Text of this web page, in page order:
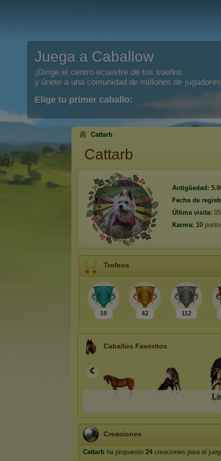
Juega a Caballow
¡Dirige el centro ecuestre de tus sueños
y únete a una comunidad de millones de
Elige tu primer caballo:
Cattarb
Cattarb
Antigüedad:
Fecha de
Última visita:
Karma: 10
Trofeos
10 42 112
Caballos Favoritos
Lo
Creaciones
Cattarb ha propuesto 24 creaciones para el